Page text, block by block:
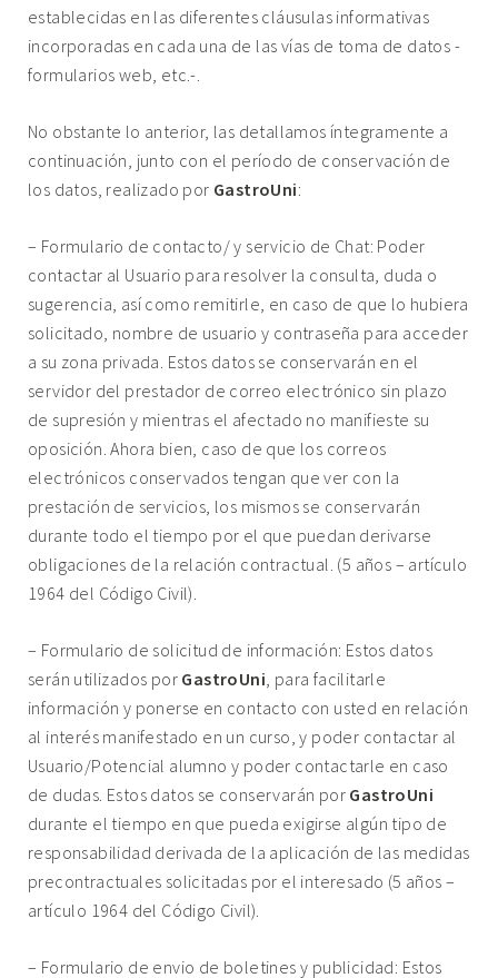
establecidas en las diferentes cláusulas informativas
incorporadas en cada una de las vías de toma de datos -
formularios web, etc.-.
No obstante lo anterior, las detallamos íntegramente a
continuación, junto con el período de conservación de
los datos, realizado por GastroUni:
– Formulario de contacto/ y servicio de Chat: Poder
contactar al Usuario para resolver la consulta, duda o
sugerencia, así como remitirle, en caso de que lo hubiera
solicitado, nombre de usuario y contraseña para acceder
a su zona privada. Estos datos se conservarán en el
servidor del prestador de correo electrónico sin plazo
de supresión y mientras el afectado no manifieste su
oposición. Ahora bien, caso de que los correos
electrónicos conservados tengan que ver con la
prestación de servicios, los mismos se conservarán
durante todo el tiempo por el que puedan derivarse
obligaciones de la relación contractual. (5 años – artículo
1964 del Código Civil).
– Formulario de solicitud de información: Estos datos
serán utilizados por GastroUni , para facilitarle
información y ponerse en contacto con usted en relación
al interés manifestado en un curso, y poder contactar al
Usuario/Potencial alumno y poder contactarle en caso
de dudas. Estos datos se conservarán por GastroUni
durante el tiempo en que pueda exigirse algún tipo de
responsabilidad derivada de la aplicación de las medidas
precontractuales solicitadas por el interesado (5 años –
artículo 1964 del Código Civil).
– Formulario de envio de boletines y publicidad: Estos